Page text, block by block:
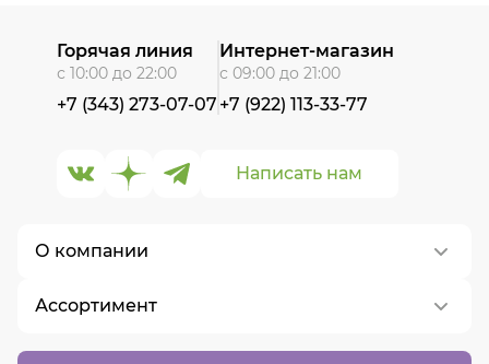
О компании
О нас
Контакты
Ассортимент
Написать нам
Горячая линия
с 10:00 до 22:00
+7 (343) 273-07-07
Интернет-магазин
с 09:00 до 21:00
+7 (922) 113-33-77